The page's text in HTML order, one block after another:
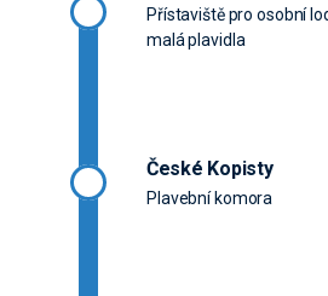
Přístaviště pro osobní
malá plavidla
České Kopisty
Plavební komora